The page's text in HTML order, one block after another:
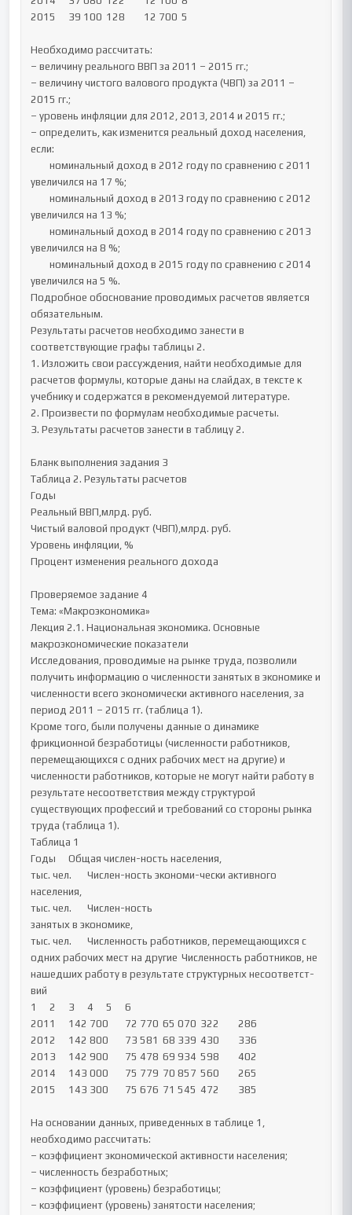
2015	39 100	128	12 700	5
Необходимо рассчитать:
– величину реального ВВП за 2011 – 2015 гг.;
– величину чистого валового продукта (ЧВП) за 2011 –
2015 гг.;
– уровень инфляции для 2012, 2013, 2014 и 2015 гг.;
– определить, как изменится реальный доход населения,
если:
	номинальный доход в 2012 году по сравнению с 2011
увеличился на 17 %;
	номинальный доход в 2013 году по сравнению с 2012
увеличился на 13 %;
	номинальный доход в 2014 году по сравнению с 2013
увеличился на 8 %;
	номинальный доход в 2015 году по сравнению с 2014
увеличился на 5 %.
Подробное обоснование проводимых расчетов является
обязательным.
Результаты расчетов необходимо занести в
соответствующие графы таблицы 2.
1. Изложить свои рассуждения, найти необходимые для
расчетов формулы, которые даны на слайдах, в тексте к
учебнику и содержатся в рекомендуемой литературе.
2. Произвести по формулам необходимые расчеты.
3. Результаты расчетов занести в таблицу 2.
Бланк выполнения задания 3
Таблица 2. Результаты расчетов
Годы
Реальный ВВП,млрд. руб.
Чистый валовой продукт (ЧВП),млрд. руб.
Уровень инфляции, %
Процент изменения реального дохода
Проверяемое задание 4
Тема: «Макроэкономика»
Лекция 2.1. Национальная экономика. Основные
макроэкономические показатели
Исследования, проводимые на рынке труда, позволили
получить информацию о численности занятых в экономике и
численности всего экономически активного населения, за
период 2011 – 2015 гг. (таблица 1).
Кроме того, были получены данные о динамике
фрикционной безработицы (численности работников,
перемещающихся с одних рабочих мест на другие) и
численности работников, которые не могут найти работу в
результате несоответствия между структурой
существующих профессий и требований со стороны рынка
труда (таблица 1).
Таблица 1
Годы	Общая числен-ность населения,
тыс. чел.	Числен-ность экономи-чески активного
населения,
тыс. чел.	Числен-ность
занятых в экономике,
тыс. чел.	Численность работников, перемещающихся с
одних рабочих мест на другие	Численность работников, не
нашедших работу в результате структурных несоответст-
вий
1	2	3	4	5	6
2011	142 700	72 770	65 070	322	286
2012	142 800	73 581	68 339	430	336
2013	142 900	75 478	69 934	598	402
2014	143 000	75 779	70 857	560	265
2015	143 300	75 676	71 545	472	385
На основании данных, приведенных в таблице 1,
необходимо рассчитать:
– коэффициент экономической активности населения;
– численность безработных;
– коэффициент (уровень) безработицы;
– коэффициент (уровень) занятости населения;